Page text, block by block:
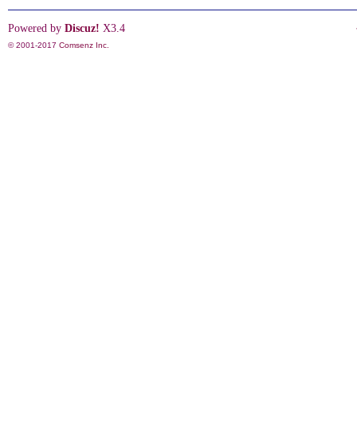
Powered by Discuz! X3.4
© 2001-2017 Comsenz Inc.